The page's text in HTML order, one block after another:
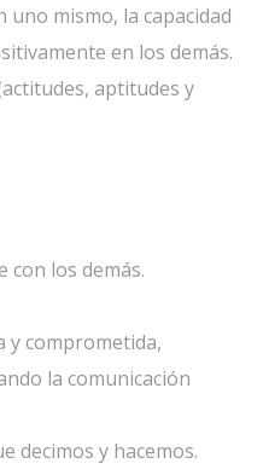
mismo, la capacidad
en los demás.
aptitudes y
con los demás.
y comprometida,
la comunicación
decimos y hacemos.